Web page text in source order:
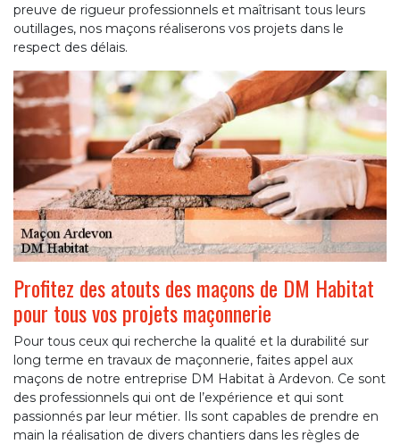
preuve de rigueur professionnels et maîtrisant tous leurs
outillages, nos maçons réaliserons vos projets dans le
respect des délais.
Profitez des atouts des maçons de DM Habitat
pour tous vos projets maçonnerie
Pour tous ceux qui recherche la qualité et la durabilité sur
long terme en travaux de maçonnerie, faites appel aux
maçons de notre entreprise DM Habitat à Ardevon. Ce sont
des professionnels qui ont de l’expérience et qui sont
passionnés par leur métier. Ils sont capables de prendre en
main la réalisation de divers chantiers dans les règles de